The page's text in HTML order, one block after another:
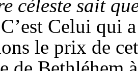
céleste sait
C’est Celui qui
le prix de